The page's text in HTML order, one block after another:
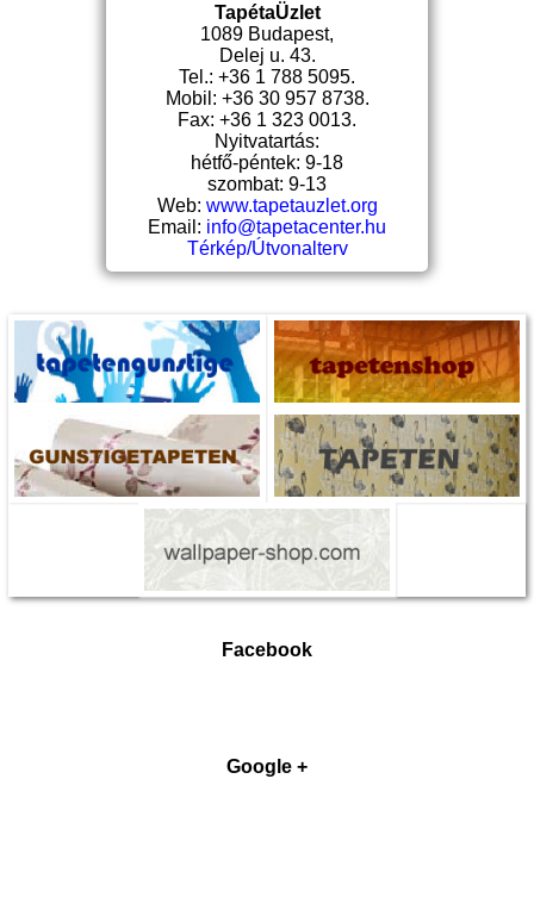
TapétaÜzlet
1089 Budapest,
Delej u. 43.
Tel.: +36 1 788 5095.
Mobil: +36 30 957 8738.
Fax: +36 1 323 0013.
Nyitvatartás:
hétfő-péntek: 9-18
szombat: 9-13
Web: www.tapetauzlet.org
Email: info@tapetacenter.hu
Térkép/Útvonalterv
Facebook
Google +